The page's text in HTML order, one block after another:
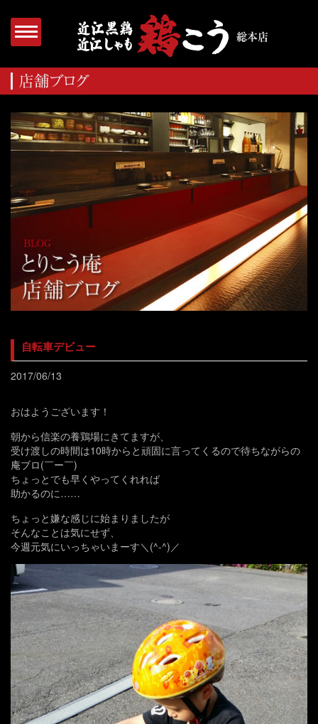
自転車デビュー
2017/06/13
おはようございます！
朝から信楽の養鶏場にきてますが、
受け渡しの時間は10時からと頑固に言ってくるので待ちながらの
庵ブロ(￣ー￣)
ちょっとでも早くやってくれれば
助かるのに……
ちょっと嫌な感じに始まりましたが
そんなことは気にせず、
今週元気にいっちゃいまーす＼(^-^)／